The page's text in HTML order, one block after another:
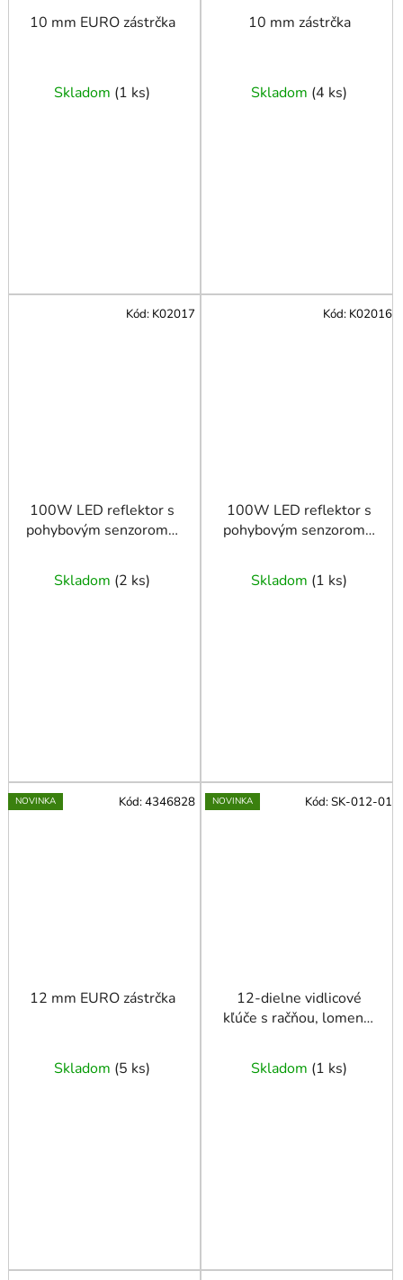
10 mm EURO zástrčka
Skladom (1 ks)
10 mm zástrčka
Skladom (4 ks)
100W LED reflektor s
pohybovým senzorom –
4500K
Skladom (2 ks)
Kód: K02017
100W LED reflektor s
pohybovým senzorom –
6500K
Skladom (1 ks)
Kód: K02016
NOVINKA
12 mm EURO zástrčka
Skladom (5 ks)
Kód:4346828 NOVINKA
12-dielne vidlicové
kľúče s račňou, lomené,
Skladom (1 ks)
Kód:SK-012-01